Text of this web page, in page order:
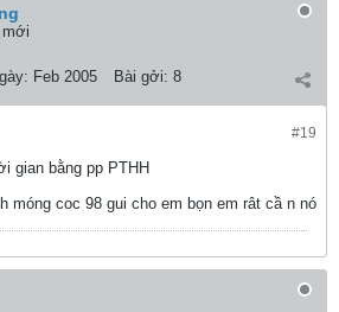
mới
Feb 2005 Bài gởi: 8
#19
gian bằng pp PTHH
móng coc 98 gui cho em bọn em rât cầ n nó